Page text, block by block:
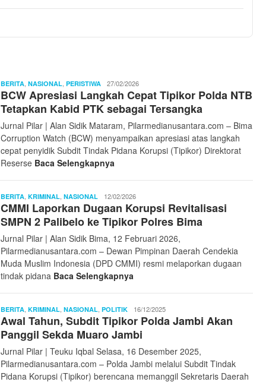
BERITA NASIONAL PERISTIWA Ibnu
Sayyid
27/02/2026
BCW Apresiasi Langkah Cepat Tipikor Polda NTB
Tetapkan Kabid PTK sebagai Tersangka
Jurnal Pilar | Alan Sidik Mataram, Pilarmedianusantara.com – Bima
Corruption Watch (BCW) menyampaikan apresiasi atas langkah
cepat penyidik Subdit Tindak Pidana Korupsi (Tipikor) Direktorat
Reserse Baca Selengkapnya
BERITA KRIMINAL NASIONAL Ibnu
Sayyid
12/02/2026
CMMI Laporkan Dugaan Korupsi Revitalisasi
SMPN 2 Palibelo ke Tipikor Polres Bima
Jurnal Pilar | Alan Sidik Bima, 12 Februari 2026,
Pilarmedianusantara.com – Dewan Pimpinan Daerah Cendekia
Muda Muslim Indonesia (DPD CMMI) resmi melaporkan dugaan
tindak pidana Baca Selengkapnya
BERITA KRIMINAL NASIONAL POLITIK Ibnu
Sayyid
16/12/2025
Awal Tahun, Subdit Tipikor Polda Jambi Akan
Panggil Sekda Muaro Jambi
Jurnal Pilar | Teuku Iqbal Selasa, 16 Desember 2025,
Pilarmedianusantara.com – Polda Jambi melalui Subdit Tindak
Pidana Korupsi (Tipikor) berencana memanggil Sekretaris Daerah